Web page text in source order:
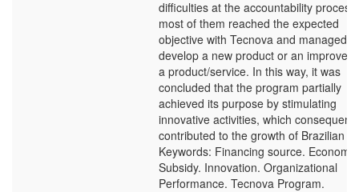
difficulties at the accountability process,
most of them reached the expected
objective with Tecnova and managed to
develop a new product or an
a product/service. In this way, it was
concluded that the program partially
achieved its purpose by stimulating
innovative activities, which
contributed to the growth of Brazilian
Keywords: Financing source. Economic
Subsidy. Innovation. Organizational
Performance. Tecnova Program.